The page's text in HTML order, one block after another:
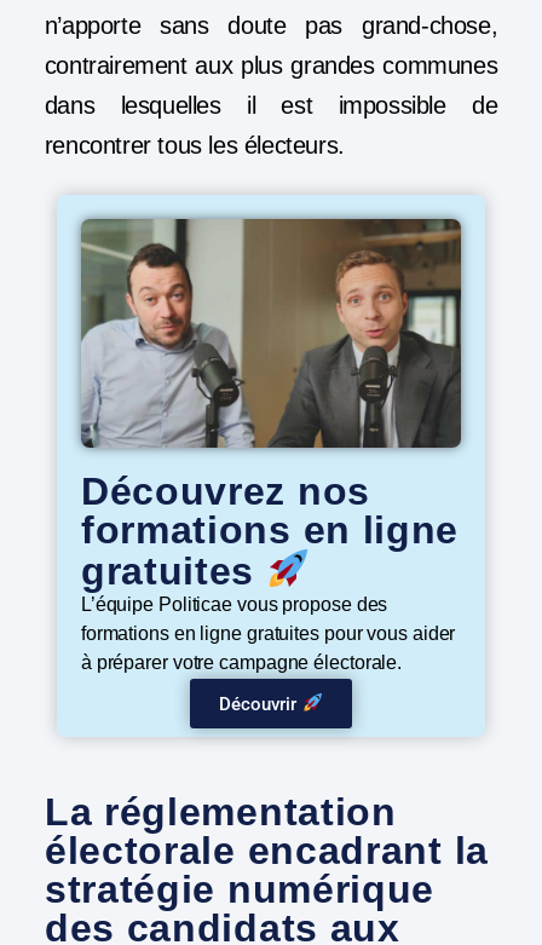
n’apporte sans doute pas grand-chose,
contrairement aux plus grandes communes
dans lesquelles il est impossible de
rencontrer tous les électeurs.
Découvrez nos
formations en ligne
gratuites
L’équipe Politicae vous propose des
formations en ligne gratuites pour vous aider
à préparer votre campagne électorale.
Découvrir
La réglementation
électorale encadrant la
stratégie numérique
des candidats aux